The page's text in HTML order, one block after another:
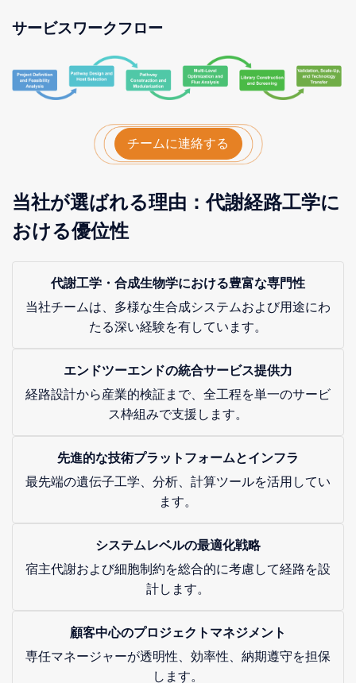
サービスワークフロー
チームに連絡する
当社が選ばれる理由：代謝経路工学に
おける優位性
代謝工学・合成生物学における豊富な専門性
当社チームは、多様な生合成システムおよび用途にわ
たる深い経験を有しています。
エンドツーエンドの統合サービス提供力
経路設計から産業的検証まで、全工程を単一のサービ
ス枠組みで支援します。
先進的な技術プラットフォームとインフラ
最先端の遺伝子工学、分析、計算ツールを活用してい
ます。
システムレベルの最適化戦略
宿主代謝および細胞制約を総合的に考慮して経路を設
計します。
顧客中心のプロジェクトマネジメント
専任マネージャーが透明性、効率性、納期遵守を担保
します。